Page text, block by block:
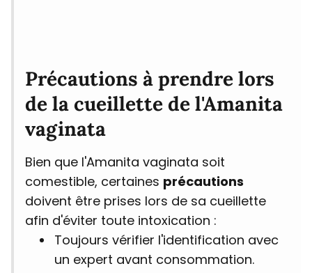
Précautions à prendre lors
de la cueillette de l'Amanita
vaginata
Bien que l'Amanita vaginata soit
comestible, certaines précautions
doivent être prises lors de sa cueillette
afin d'éviter toute intoxication :
Toujours vérifier l'identification avec
un expert avant consommation.